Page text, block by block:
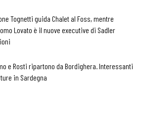
Tognetti guida Chalet al Foss, mentre
Lovato è il nuove executive di Sadler
e Rosti ripartono da Bordighera. Interessanti
in Sardegna